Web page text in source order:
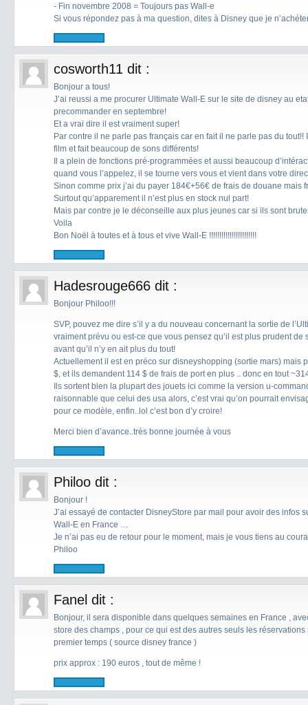
- Fin novembre 2008 = Toujours pas Wall-e
Si vous répondez pas à ma question, dites à Disney que je
cosworth11 dit :
Bonjour a tous!
J’ai reussi a me procurer Ultimate Wall-E sur le site de disney au
precommander en septembre!
Et a vrai dire il est vraiment super!
Par contre il ne parle pas français car en fait il ne parle pas du
film et fait beaucoup de sons différents!
Il a plein de fonctions pré-programmées et aussi beaucoup
quand vous l’appelez, il se tourne vers vous et vient dans votre
Sinon comme prix j’ai du payer 184€+56€ de frais de douane mais
Surtout qu’apparement il n’est plus en stock nul part!
Mais par contre je le déconseille aux plus jeunes car si ils sont
Voila
Bon Noël à toutes et à tous et vive Wall-E !!!!!!!!!!!!!!!!!!!!!!!
Hadesrouge666 dit :
Bonjour Philoo!!!
SVP, pouvez me dire s’il y a du nouveau concernant la sortie de
vraiment prévu ou est-ce que vous pensez qu’il est plus prudent de
avant qu’il n’y en ait plus du tout!
Actuellement il est en préco sur disneyshopping (sortie mars) mais
$, et ils demandent 114 $ de frais de port en plus .. donc en tout
Ils sortent bien la plupart des jouets ici comme la version u-
raisonnable que celui des usa alors, c’est vrai qu’on pourrait
pour ce modèle, enfin..lol c’est bon d’y croire!
Merci bien d’avance..très bonne journée à vous
Philoo dit :
Bonjour !
J’ai essayé de contacter DisneyStore par mail pour avoir des infos
Wall-E en France …
Je n’ai pas eu de retour pour le moment, mais je vous tiens au
Philoo
Fanel dit :
Bonjour, il sera disponible dans quelques semaines en France ,
store des champs , pour ce qui est des autres seuls les
premier temps ( source disney france )
prix approx : 190 euros , tout de même !